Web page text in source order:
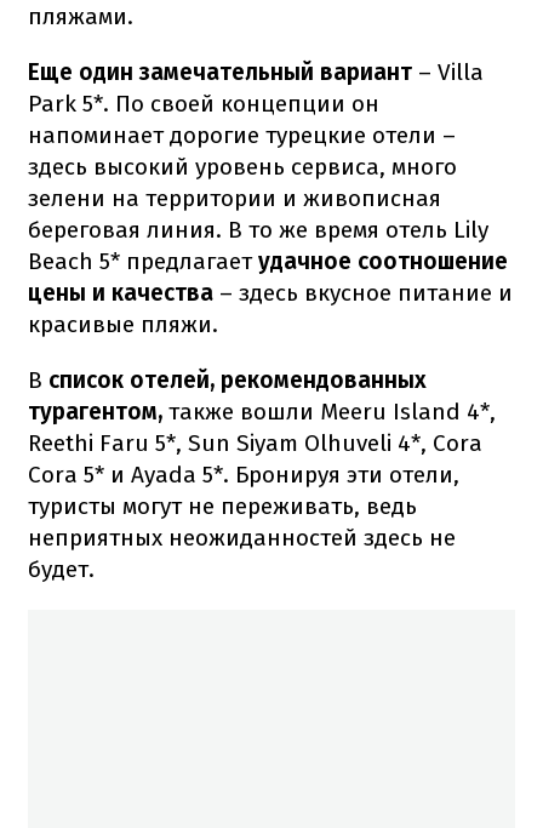
пляжами.
Еще один замечательный вариант – Villa
Park 5*. По своей концепции он
напоминает дорогие турецкие отели –
здесь высокий уровень сервиса, много
зелени на территории и живописная
береговая линия. В то же время отель Lily
Beach 5* предлагаетудачное соотношение
цены и качества – здесь вкусное питание и
красивые пляжи.
В список отелей, рекомендованных
турагентом, также вошли Meeru Island 4*,
Reethi Faru 5*, Sun Siyam Olhuveli 4*, Cora
Cora 5* и Ayada 5*. Бронируя эти отели,
туристы могут не переживать, ведь
неприятных неожиданностей здесь не
будет.